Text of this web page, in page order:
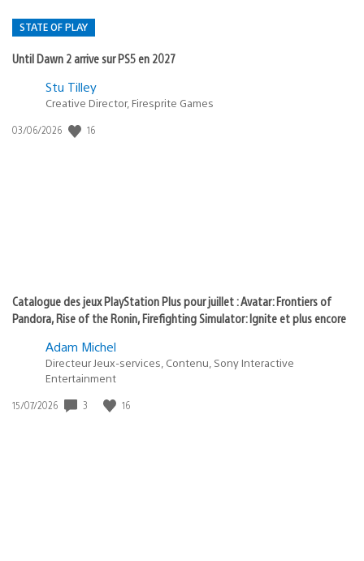
STATE OF PLAY
Until Dawn 2 arrive sur PS5 en 2027
Postée
:
Stu Tilley
Creative Director, Firesprite Games
Date
03/06/2026 16
Catalogue des jeux PlayStation Plus pour juillet : Avatar: Frontiers of
Pandora, Rise of the Ronin, Firefighting Simulator: Ignite et plus encore
Adam Michel
Directeur Jeux-services, Contenu, Sony Interactive
Entertainment
Date
15/07/2026 3 16